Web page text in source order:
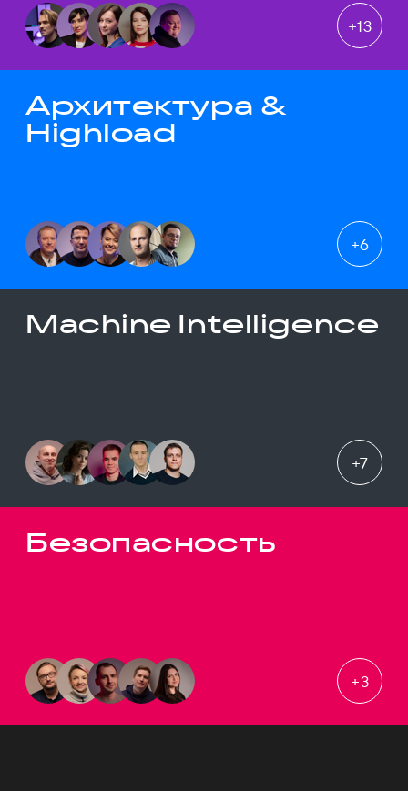
+13
Архитектура &
Highload
+6
Machine Intelligence
+7
Безопасность
+3